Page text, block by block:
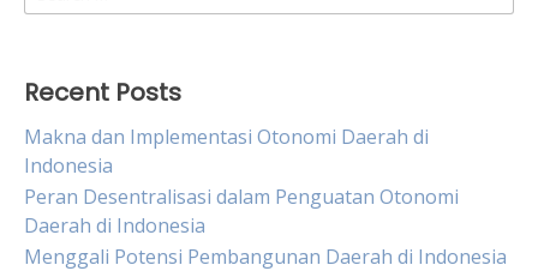
for:
Recent Posts
Makna dan Implementasi Otonomi Daerah di
Indonesia
Peran Desentralisasi dalam Penguatan Otonomi
Daerah di Indonesia
Menggali Potensi Pembangunan Daerah di Indonesia